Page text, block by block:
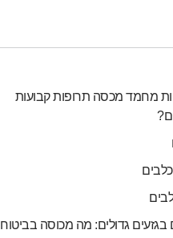
מחמד מכסה תרופות קבועות
בגזעים גדולים: מה מכוסה בביטוח